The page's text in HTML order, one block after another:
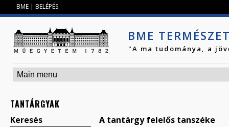
BME | BELÉPÉS
BME
"A ma tudománya, a
TANTÁRGYAK
Keresés A tantárgy felelős tanszéke